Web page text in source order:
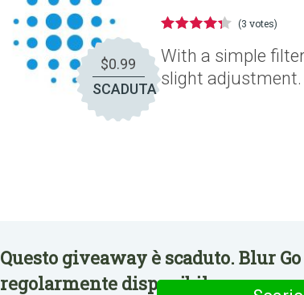
$0.99
SCADUTA
(3 votes)
With a simple
slight adjustment.
Questo giveaway è scaduto. Blur Go
regolarmente disponibile.